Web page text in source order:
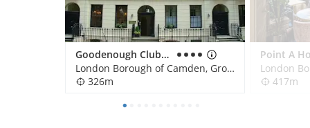
Goodenough Club Hotel
London Borough of Camden, Großbritannien
326m
417m